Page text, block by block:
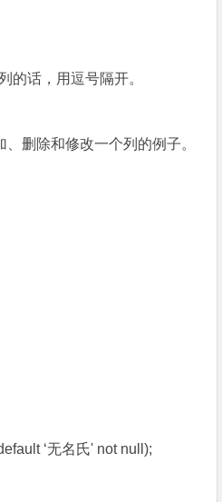
的话，用逗号隔开。
删除和修改一个列的例子。
‘无名氏' not null);